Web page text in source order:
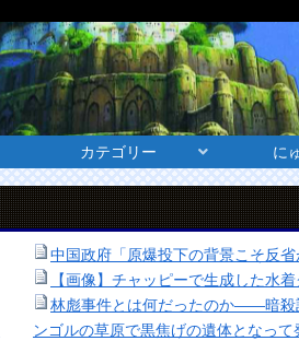
カテゴリー に
中国政府「原爆投下の背景こそ反
【画像】チャッピーで生成した水
林彪事件とは何だったのか——暗殺
ンゴルの草原で黒焦げの遺体となって